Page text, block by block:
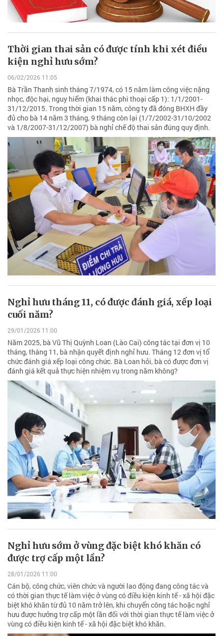
Thời gian thai sản có được tính khi xét điều
kiện nghỉ hưu sớm?
06/02/2026 11:05
Bà Trần Thanh sinh tháng 7/1974, có 15 năm làm công việc nặng
nhọc, độc hại, nguy hiểm (khai thác phi thoại cấp 1): 1/1/2001-
31/12/2015. Trong thời gian 15 năm, công ty đã đóng BHXH đầy
đủ cho bà 14 năm 3 tháng, 9 tháng còn lại (1/7/2002-31/10/2002
và 1/8/2007-31/12/2007) bà nghỉ chế độ thai sản đúng quy định.
Nghỉ hưu tháng 11, có được đánh giá, xếp loại
cuối năm?
29/01/2026 11:00
Năm 2025, bà Vũ Thị Quỳnh Loan (Lào Cai) công tác tại đơn vị 10
tháng, tháng 11, bà nhận quyết định nghỉ hưu. Tháng 12 đơn vị tổ
chức đánh giá xếp loại công chức. Bà Loan hỏi, bà có được đơn vị
đánh giá kết quả thực hiện nhiệm vụ trong năm không?
Nghỉ hưu sớm ở vùng đặc biệt khó khăn có
được trợ cấp một lần?
28/01/2026 11:00
Cán bộ, công chức, viên chức và người lao động đang công tác và
có thời gian thực tế làm việc ở vùng có điều kiện kinh tế - xã hội đặc
biệt khó khăn từ đủ 10 năm trở lên, khi chuyển công tác hoặc nghỉ
hưu được hưởng trợ cấp một lần đối với thời gian thực tế làm việc ở
vùng có điều kiện kinh tế - xã hội đặc biệt khó khăn.